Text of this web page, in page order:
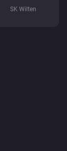
SK Wilten